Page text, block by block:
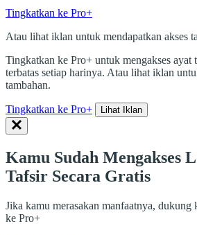
Tingkatkan ke Pro+
Atau lihat iklan untuk mendapatkan akses
Tingkatkan ke Pro+ untuk mengakses ayat
terbatas setiap harinya. Atau lihat iklan
tambahan.
Tingkatkan ke Pro+ Lihat Iklan
Kamu Sudah Mengakses
Tafsir Secara Gratis
Jika kamu merasakan manfaatnya, dukung
ke Pro+